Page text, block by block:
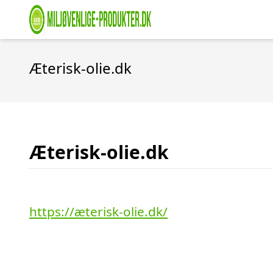
Æterisk-olie.dk
Æterisk-olie.dk
https://æterisk-olie.dk/